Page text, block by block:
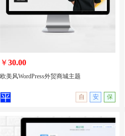
￥30.00
欧美风WordPress外贸商城主题
自 安 保